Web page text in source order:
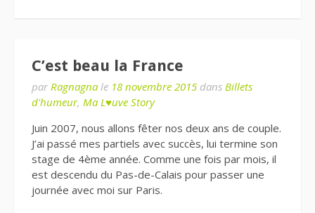
C’est beau la France
par Ragnagna le 18 novembre 2015 dans Billets
d'humeur, Ma L♥uve Story
Juin 2007, nous allons fêter nos deux ans de couple.
J’ai passé mes partiels avec succès, lui termine son
stage de 4ème année. Comme une fois par mois, il
est descendu du Pas-de-Calais pour passer une
journée avec moi sur Paris.